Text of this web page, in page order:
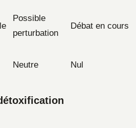
Possible
perturbation
Débat en cours
Neutre Nul